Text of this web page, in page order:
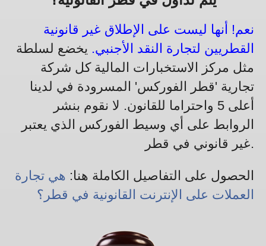
نعم! أنها ليست على الإطلاق غير قانونية
القطريين لتجارة النقد الأجنبي. يخضع لسلطة
مثل مركز الاستخبارات المالية كل شركة
تجارية 'قطر الفوركس' المسرودة في لدينا
أعلى 5 واحتراما للقانون. لا نقوم بنشر
الروابط على أي وسيط الفوركس الذي يعتبر
غير قانوني في قطر.
الحصول على التفاصيل الكاملة هنا: هي تجارة
العملات على الإنترنت القانونية في قطر؟